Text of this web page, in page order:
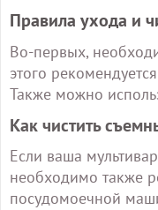
Правила ухода и
Во-первых,
этого
Также можно
Как чистить
Если ваша
необходимо также
посудомоечной